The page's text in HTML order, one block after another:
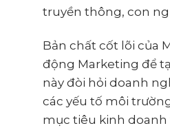
truyền thông, con
Bản chất cốt lõi của
động Marketing để
này đòi hỏi doanh
các yếu tố môi
mục tiêu kinh